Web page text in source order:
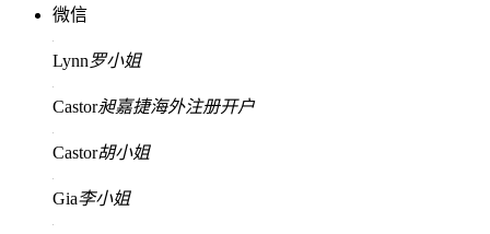
微信
Lynn罗小姐
Castor昶嘉捷海外注册开户
Castor胡小姐
Gia李小姐